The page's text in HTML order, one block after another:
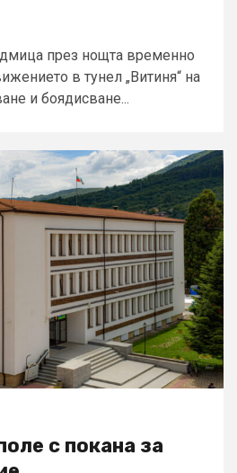
през нощта временно
в тунел „Витиня“ на
и боядисване...
с покана за